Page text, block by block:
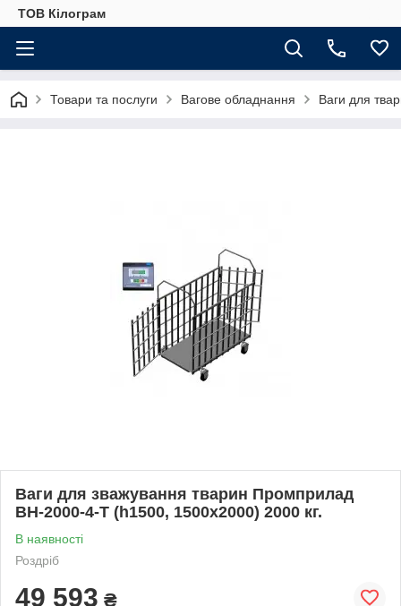
ТОВ Кілограм
Товари та послуги Вагове обладнання Ваги для
Ваги для зважування тварин Промприлад
ВН-2000-4-Т (h1500, 1500х2000) 2000 кг.
В наявності
Роздріб
49 593 ₴